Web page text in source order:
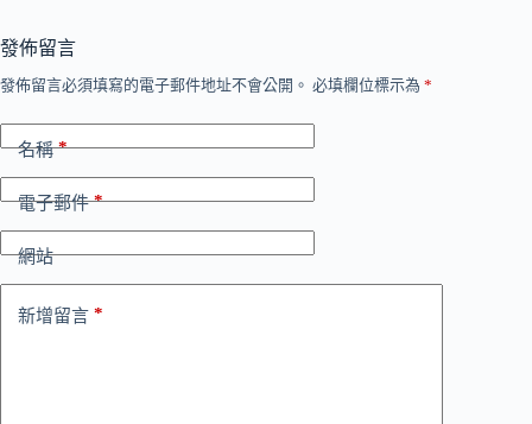
發佈留言
發佈留言必須填寫的電子郵件地址不會公開。 必填欄位標示為 *
名稱*
電子郵件*
網站
新增留言 *